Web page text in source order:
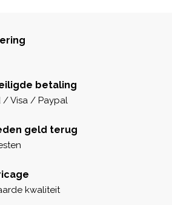
betaling
/ Visa / Paypal
geld terug
kwaliteit